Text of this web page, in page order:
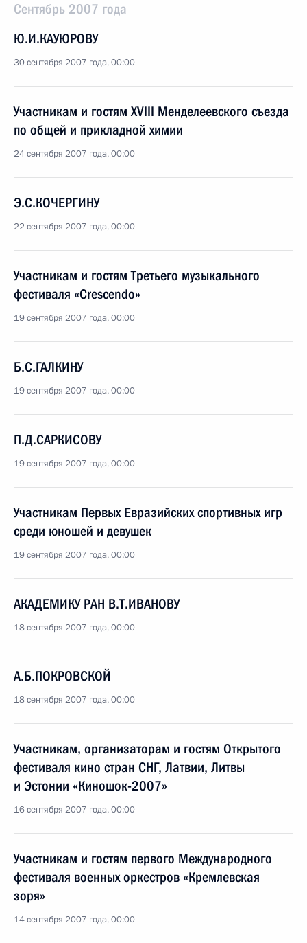
Сентябрь 2007 года
Ю.И.КАУЮРОВУ
30 сентября 2007 года, 00:00
Участникам и гостям XVIII Менделеевского съезда
по общей и прикладной химии
24 сентября 2007 года, 00:00
Э.С.КОЧЕРГИНУ
22 сентября 2007 года, 00:00
Участникам и гостям Третьего музыкального
фестиваля «Crescendo»
19 сентября 2007 года, 00:00
Б.С.ГАЛКИНУ
19 сентября 2007 года, 00:00
П.Д.САРКИСОВУ
19 сентября 2007 года, 00:00
Участникам Первых Евразийских спортивных игр
среди юношей и девушек
19 сентября 2007 года, 00:00
АКАДЕМИКУ РАН В.Т.ИВАНОВУ
18 сентября 2007 года, 00:00
А.Б.ПОКРОВСКОЙ
18 сентября 2007 года, 00:00
Участникам, организаторам и гостям Открытого
фестиваля кино стран СНГ, Латвии, Литвы
и Эстонии «Киношок-2007»
16 сентября 2007 года, 00:00
Участникам и гостям первого Международного
фестиваля военных оркестров «Кремлевская
зоря»
14 сентября 2007 года, 00:00